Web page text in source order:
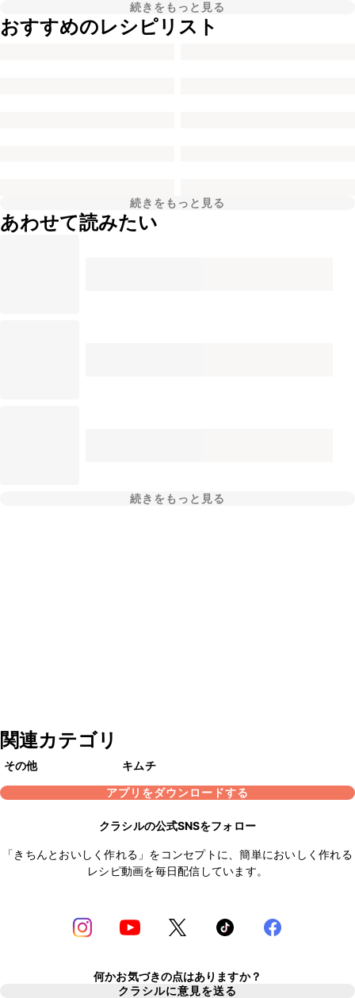
続きをもっと見る
おすすめのレシピリスト
続きをもっと見る
あわせて読みたい
続きをもっと見る
関連カテゴリ
その他
キムチ
アプリをダウンロードする
クラシルの公式SNSをフォロー
「きちんとおいしく作れる」をコンセプトに、簡単においしく作れる
レシピ動画を毎日配信しています。
何かお気づきの点はありますか？
クラシルに意見を送る